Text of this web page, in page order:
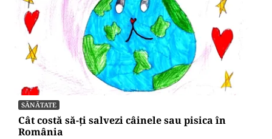
SĂNĂTATE
Cât costă să-ți salvezi câinele sau pisica în
România